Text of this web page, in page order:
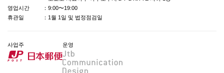
영업시간
：9:00〜19:00
휴관일
：1월 1일 및 법정점검일
사업주 운영